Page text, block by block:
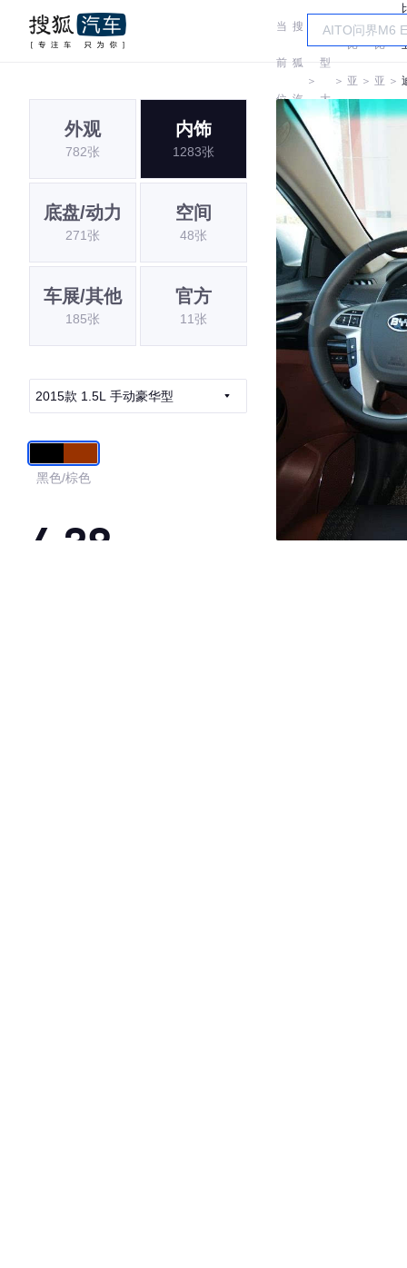
当
前
位
搜
狐
汽
车
＞
车
型
大
＞
比
亚
迪
＞
比
亚
迪
＞
外观
782张
内饰
1283张
底盘/动力
271张
空间
48张
车展/其他
185张
官方
11张
2015款 1.5L 手动豪华型
黑色/棕色
4.38